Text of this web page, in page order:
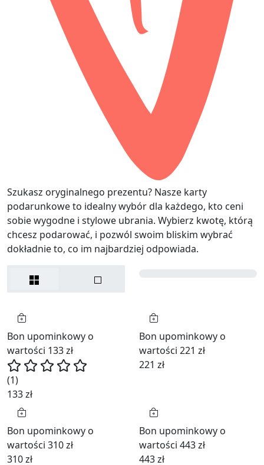
Szukasz oryginalnego prezentu? Nasze karty
podarunkowe to idealny wybór dla każdego, kto ceni
sobie wygodne i stylowe ubrania. Wybierz kwotę, którą
chcesz podarować, i pozwól swoim bliskim wybrać
dokładnie to, co im najbardziej odpowiada.
Bon upominkowy o
wartości 133 zł
(1)
133 zł
Bon upominkowy o
wartości 221 zł
221 zł
Bon upominkowy o
wartości 310 zł
310 zł
Bon upominkowy o
wartości 443 zł
443 zł